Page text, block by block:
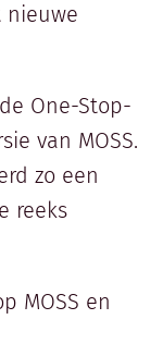
nieuwe
One-Stop-
van MOSS.
zo een
reeks
MOSS en